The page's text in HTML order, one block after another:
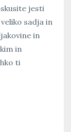
jesti
sadja in
in
in
ti